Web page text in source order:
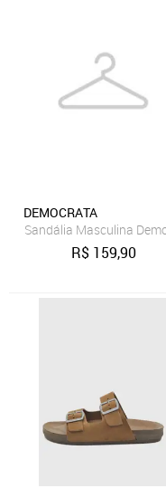
DEMOCRATA
Sandália Masculina
R$ 159,90